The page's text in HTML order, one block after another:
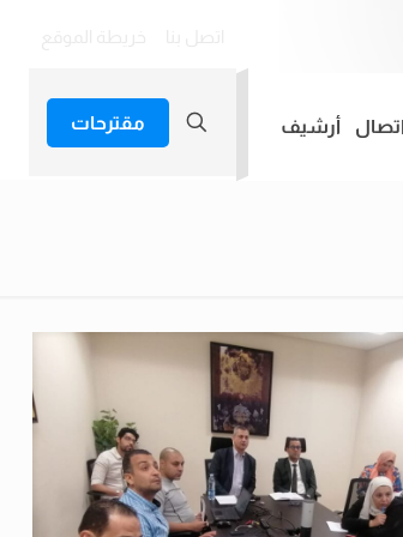
أرشيف مقترحات